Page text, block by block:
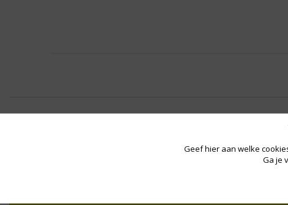
Wij werken onder andere voor:Geef hier aan welke
Ga je